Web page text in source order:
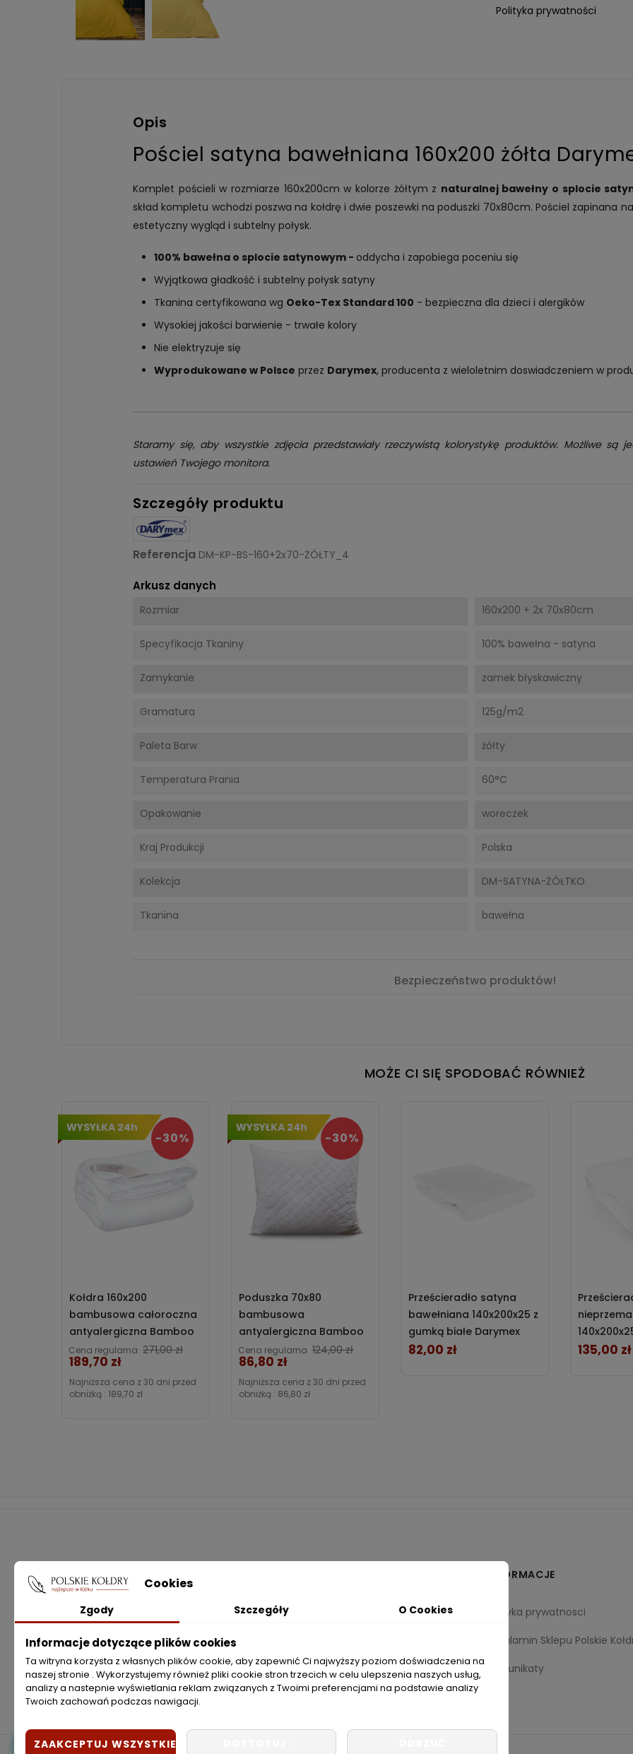
Polityka prywatności
Opis
Pościel satyna bawełniana 160x200 żółta
Komplet pościeli w rozmiarze 160x200cm w kolorze żółtym z naturalnej bawełny o splocie
skład kompletu wchodzi poszwa na kołdrę i dwie poszewki na poduszki 70x80cm. Pościel zapinana
estetyczny wygląd i subtelny połysk.
100% bawełna o splocie satynowym - oddycha i zapobiega poceniu się
Wyjątkowa gładkość i subtelny połysk satyny
Tkanina certyfikowana wg Oeko-Tex Standard 100 - bezpieczna dla dzieci i alergików
Wysokiej jakości barwienie - trwałe kolory
Nie elektryzuje się
Wyprodukowane w Polsce przez Darymex, producenta z wieloletnim doswiadczeniem w
Staramy się, aby wszystkie zdjęcia przedstawiały rzeczywistą kolorystykę produktów. Możliwe są
ustawień Twojego monitora.
Szczegóły produktu
Referencja DM-KP-BS-160+2x70-ŻÓŁTY_4
Arkusz danych
Rozmiar 160x200 + 2x 70x80cm
Specyfikacja Tkaniny 100% bawełna - satyna
Zamykanie zamek błyskawiczny
Gramatura 125g/m2
Paleta Barw żółty
Temperatura Prania 60°C
Opakowanie woreczek
Kraj Produkcji Polska
Kolekcja DM-SATYNA-ŻÓŁTKO
Tkanina bawełna
Bezpieczeństwo produktów!
MOŻE CI SIĘ SPODOBAĆ RÓWNIEŻ
WYSYŁKA 24h
Kołdra 160x200
bambusowa całoroczna
antyalergiczna Bamboo
Sen Iga Home
Cena regularna 271,00 zł
-30%
189,70 zł
Najniższa cena z 30 dni przed
obniżką : 189,70 zł
WYSYŁKA 24h
Poduszka 70x80
bambusowa
antyalergiczna Bamboo
Sen pikowana z zamkiem
Iga Home
Cena regularna 124,00 zł
-30%
86,80 zł
Najniższa cena z 30 dni przed
obniżką : 86,80 zł
Prześcieradło satyna
bawełniana 140x200x25 z
gumką białe Darymex
Cena
82,00 zł
gumką
Cena
135,00 zł
+48 533 111 488
sklep@polskiekoldry.pl
O nas
BLOG
INFORMACJE
Polityka prywatnosci
Regulamin Sklepu Polskie
Komunikaty
Cookies
Zgody Szczegóły O Cookies
Informacje dotyczące plików cookies
Ta witryna korzysta z własnych plików cookie, aby zapewnić Ci najwyższy poziom doświadczenia na
naszej stronie . Wykorzystujemy również pliki cookie stron trzecich w celu ulepszenia naszych usług,
analizy a nastepnie wyświetlania reklam związanych z Twoimi preferencjami na podstawie analizy
Twoich zachowań podczas nawigacji.
ZAAKCEPTUJ WSZYSTKIE